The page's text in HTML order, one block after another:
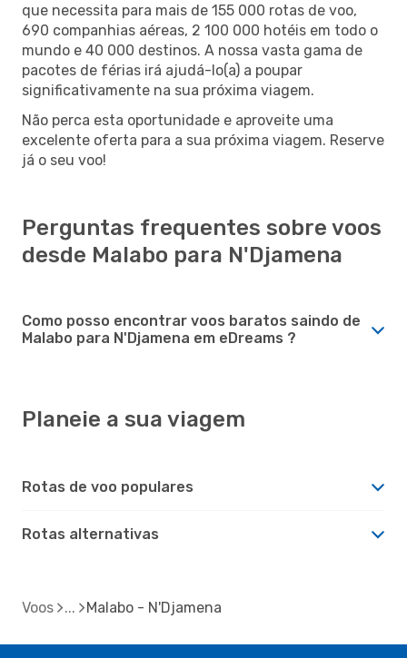
que necessita para mais de 155 000 rotas de voo,
690 companhias aéreas, 2 100 000 hotéis em todo o
mundo e 40 000 destinos. A nossa vasta gama de
pacotes de férias irá ajudá-lo(a) a poupar
significativamente na sua próxima viagem.
Não perca esta oportunidade e aproveite uma
excelente oferta para a sua próxima viagem. Reserve
já o seu voo!
Perguntas frequentes sobre voos
desde Malabo para N'Djamena
Como posso encontrar voos baratos saindo de
Malabo para N'Djamena em eDreams ?
Planeie a sua viagem
Rotas de voo populares
Rotas alternativas
Voos Malabo - N'Djamena